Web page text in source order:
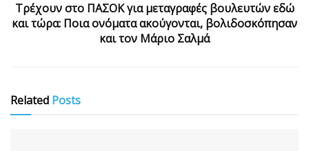
Τρέχουν στο ΠΑΣΟΚ για μεταγραφές βουλευτών εδώ
και τώρα: Ποια ονόματα ακούγονται, βολιδοσκόπησαν
και τον Μάριο Σαλμά
Related Posts